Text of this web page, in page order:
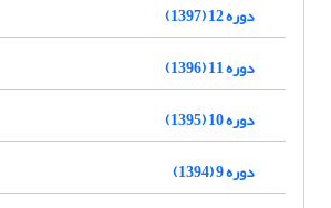
دوره 12 (1397)
دوره 11 (1396)
دوره 10 (1395)
دوره 9 (1394)